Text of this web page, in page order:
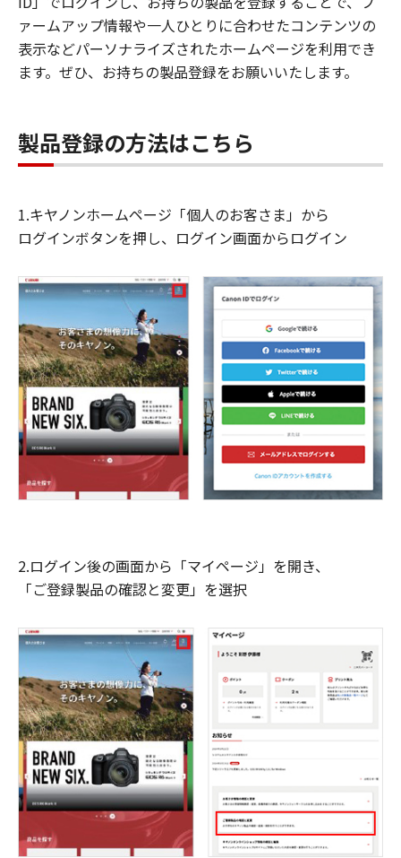
ァームアップ情報や一人ひとりに合わせたコンテンツの
表示などパーソナライズされたホームページを利用でき
ます。ぜひ、お持ちの製品登録をお願いいたします。
製品登録の方法はこちら
1.キヤノンホームページ「個人のお客さま」から
ログインボタンを押し、ログイン画面からログイン
2.ログイン後の画面から「マイページ」を開き、
「ご登録製品の確認と変更」を選択